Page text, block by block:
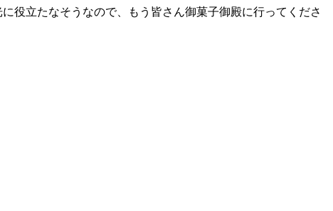
役立たなそうなので、もう皆さん御菓子御殿に行ってくださ